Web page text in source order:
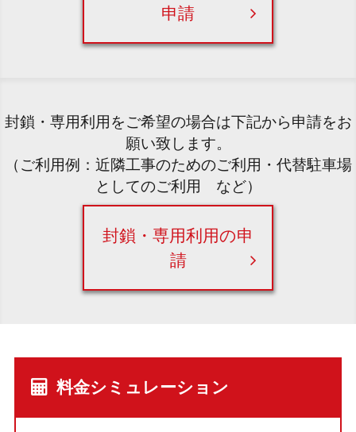
申請
封鎖・専用利用をご希望の場合は下記から申請をお
願い致します。
（ご利用例：近隣工事のためのご利用・代替駐車場
としてのご利用 など）
封鎖・専用利用の申
請
料金シミュレーション